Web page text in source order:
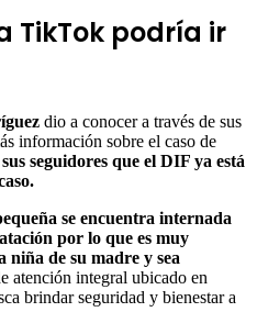
TikTok podría ir
dio a conocer a través de sus
información sobre el caso de
seguidores que el DIF ya está
se encuentra internada
por lo que es muy
niña de su madre y sea
atención integral ubicado en
brindar seguridad y bienestar a